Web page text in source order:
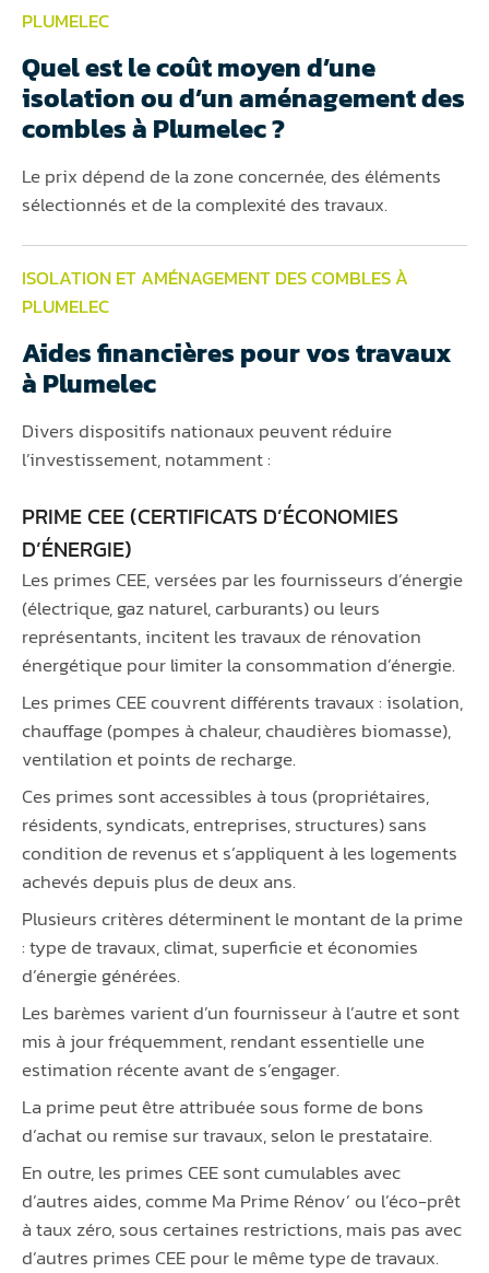
PLUMELEC
Quel est le coût moyen d’une
isolation ou d’un aménagement des
combles à Plumelec ?
Le prix dépend de la zone concernée, des éléments
sélectionnés et de la complexité des travaux.
ISOLATION ET AMÉNAGEMENT DES COMBLES À
PLUMELEC
Aides financières pour vos travaux
à Plumelec
Divers dispositifs nationaux peuvent réduire
l’investissement, notamment :
PRIME CEE (CERTIFICATS D’ÉCONOMIES
D’ÉNERGIE)
Les primes CEE, versées par les fournisseurs d’énergie
(électrique, gaz naturel, carburants) ou leurs
représentants, incitent les travaux de rénovation
énergétique pour limiter la consommation d’énergie.
Les primes CEE couvrent différents travaux : isolation,
chauffage (pompes à chaleur, chaudières biomasse),
ventilation et points de recharge.
Ces primes sont accessibles à tous (propriétaires,
résidents, syndicats, entreprises, structures) sans
condition de revenus et s’appliquent à les logements
achevés depuis plus de deux ans.
Plusieurs critères déterminent le montant de la prime
: type de travaux, climat, superficie et économies
d’énergie générées.
Les barèmes varient d’un fournisseur à l’autre et sont
mis à jour fréquemment, rendant essentielle une
estimation récente avant de s’engager.
La prime peut être attribuée sous forme de bons
d’achat ou remise sur travaux, selon le prestataire.
En outre, les primes CEE sont cumulables avec
d’autres aides, comme Ma Prime Rénov’ ou l’éco-prêt
à taux zéro, sous certaines restrictions, mais pas avec
d’autres primes CEE pour le même type de travaux.